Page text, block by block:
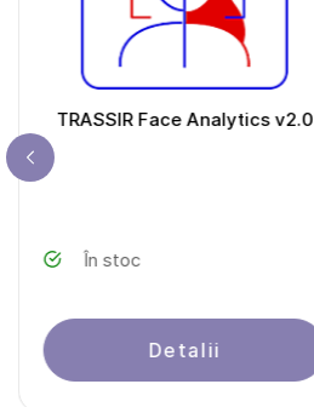
TRASSIR Face Analytics v2.0
În stoc
Detalii